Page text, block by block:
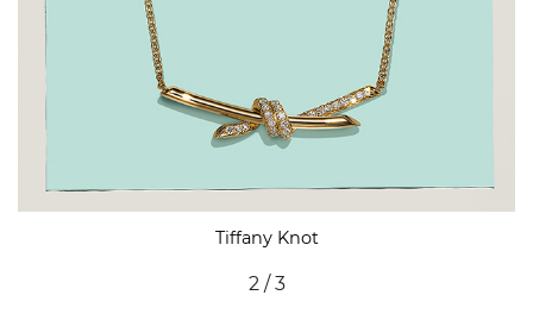
Tiffany Knot
2 / 3